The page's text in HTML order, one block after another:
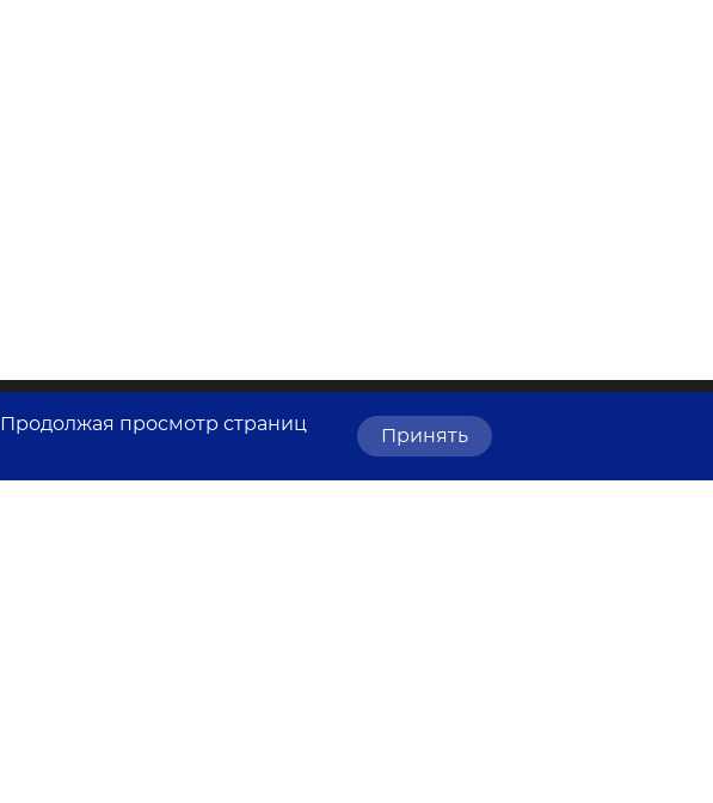
просмотр страниц
Принять